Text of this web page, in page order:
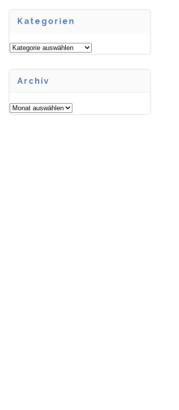
Kategorien
Kategorien
Archiv
Archiv